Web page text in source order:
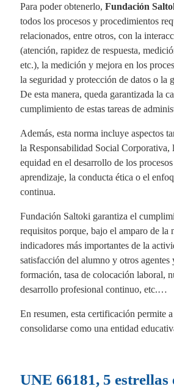
Para poder obtenerlo, Fundación
todos los procesos y procedimientos
relacionados, entre otros, con la
(atención, rapidez de respuesta,
etc.), la medición y mejora en los
la seguridad y protección de datos o la
De esta manera, queda garantizada la
cumplimiento de estas tareas de
Además, esta norma incluye aspectos
la Responsabilidad Social Corporativa,
equidad en el desarrollo de los
aprendizaje, la conducta ética o el
continua.
Fundación Saltoki garantiza el
requisitos porque, bajo el amparo de la
indicadores más importantes de la
satisfacción del alumno y otros agentes
formación, tasa de colocación laboral,
desarrollo profesional continuo, etc.…
En resumen, esta certificación permite
consolidarse como una entidad
UNE 66181, 5 estrellas